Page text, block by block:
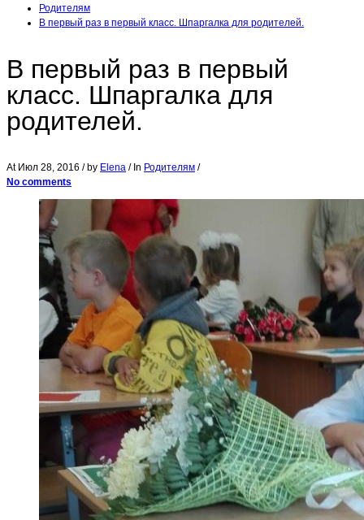
Родителям
В первый раз в первый класс. Шпаргалка для родителей.
В первый раз в первый
класс. Шпаргалка для
родителей.
At Июл 28, 2016 / by Elena / In Родителям /
No comments